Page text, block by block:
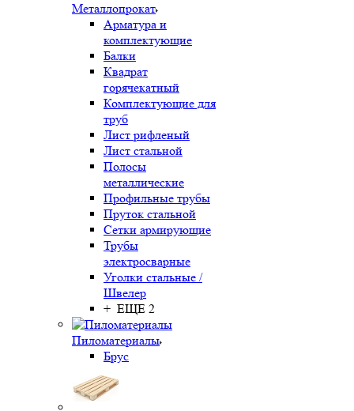
Металлопрокат
Арматура и
комплектующие
Балки
Квадрат
горячекатный
Комплектующие для
труб
Лист рифленый
Лист стальной
Полосы
металлические
Профильные трубы
Пруток стальной
Сетки армирующие
Трубы
электросварные
Уголки стальные /
Швелер
+ ЕЩЕ 2
Пиломатериалы
Брус